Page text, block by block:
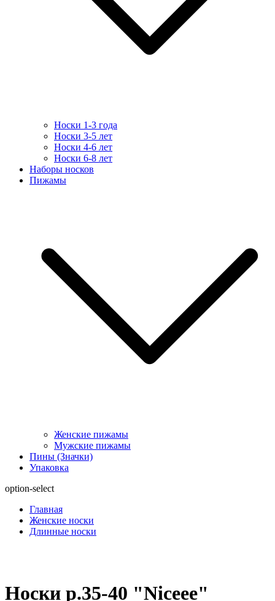
Носки 1-3 года
Носки 3-5 лет
Носки 4-6 лет
Носки 6-8 лет
Наборы носков
Пижамы
Женские пижамы
Мужские пижамы
Пины (Значки)
Упаковка
option-select
Главная
Женские носки
Длинные носки
Носки р.35-40 "Niceee"